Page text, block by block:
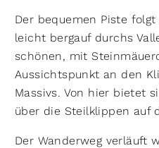
Der bequemen Piste
leicht bergauf durchs
schönen, mit
Aussichtspunkt an den
Massivs. Von hier bietet
über die Steilklippen auf
Der Wanderweg verläuft